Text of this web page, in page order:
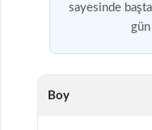
sayesinde
Boy